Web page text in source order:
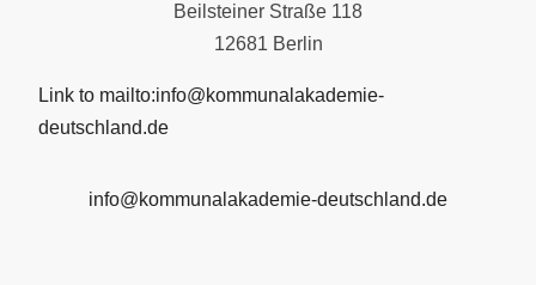
Beilsteiner Straße 118
12681 Berlin
Link to mailto:info@kommunalakademie-
deutschland.de
info@kommunalakademie-deutschland.de